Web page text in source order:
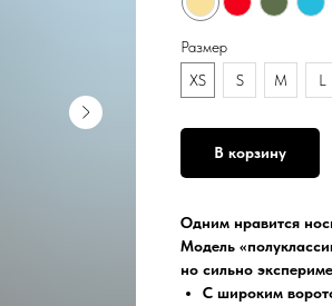
Размер
XS
S M L
В корзину
Одним нравится
Модель
но сильно
С широким